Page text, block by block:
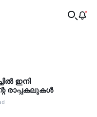
ഇനി
രാപ്പകലുകൾ